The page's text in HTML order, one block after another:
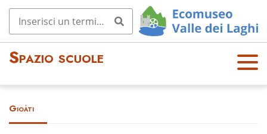
Spazio scuole
OPE
N
Gioàti